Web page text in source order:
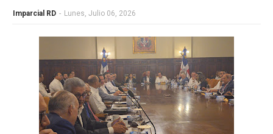
Imparcial RD - Lunes, Julio 06, 2026